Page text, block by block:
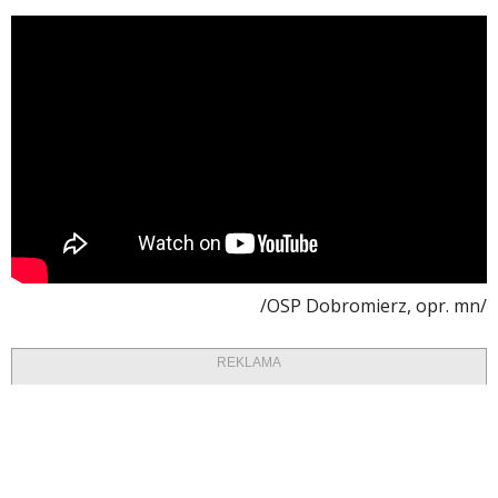
/OSP Dobromierz, opr. mn/
REKLAMA